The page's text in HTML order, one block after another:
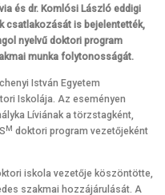
és dr. Komlósi László eddigi
csatlakozását is bejelentették,
nyelvű doktori program
munka folytonosságát.
István Egyetem
Iskolája. Az eseményen
Líviának a törzstagként,
M doktori program vezetőjeként
iskola vezetője köszöntötte,
szakmai hozzájárulását. A